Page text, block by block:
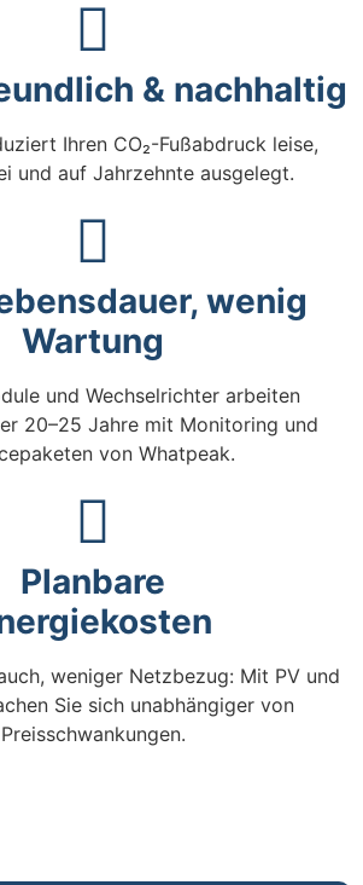
& nachhaltig
Ihren CO₂-Fußabdruck leise,
und auf Jahrzehnte ausgelegt.
wenig
Wartung
und Wechselrichter arbeiten
20–25 Jahre mit Monitoring und
von Whatpeak.
Planbare
weniger Netzbezug: Mit PV und
Sie sich unabhängiger von
Preisschwankungen.